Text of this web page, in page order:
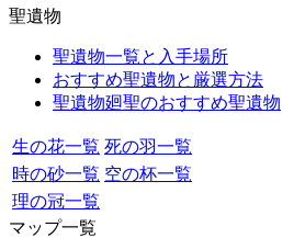
聖遺物
聖遺物一覧と入手場所
おすすめ聖遺物と厳選方法
聖遺物廻聖のおすすめ聖遺物
生の花一覧 死の羽一覧
時の砂一覧 空の杯一覧
理の冠一覧
マップ一覧